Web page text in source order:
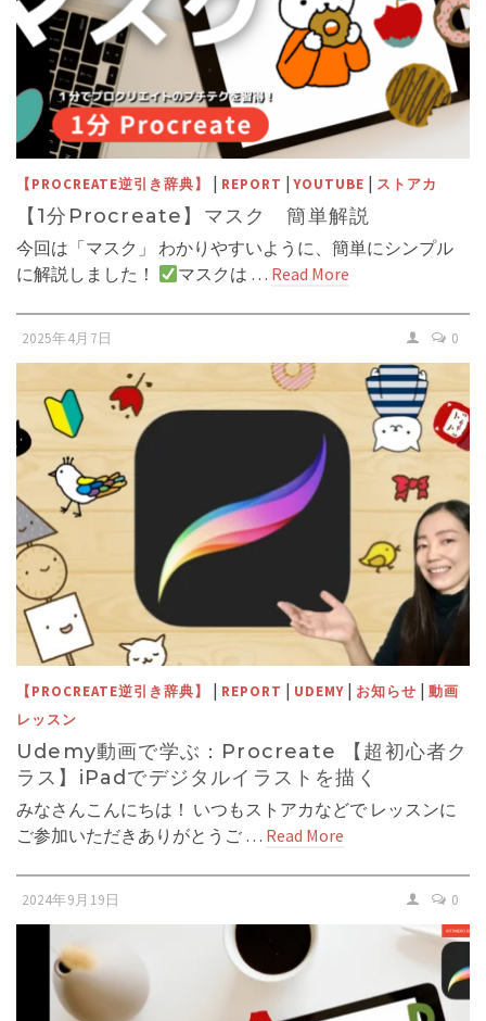
【PROCREATE逆引き辞典】 | REPORT |YOUTUBE | ストアカ
【1分Procreate】マスク 簡単解説
今回は「マスク」 わかりやすいように、簡単にシンプル
に解説しました！
マスクは … Read More
2025年4月7日 0
【PROCREATE逆引き辞典】 | REPORT | UDEMY | お知らせ | 動画
レッスン
Udemy動画で学ぶ：Procreate 【超初心者ク
ラス】iPadでデジタルイラストを描く
みなさんこんにちは！ いつもストアカなどで レッスンに
ご参加いただきありがとうご … Read More
2024年9月19日 0